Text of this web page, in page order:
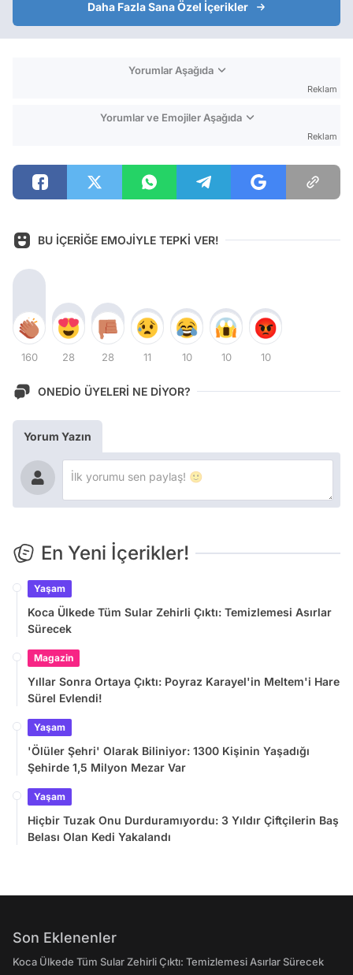
Daha Fazla Sana Özel İçerikler
Yorumlar Aşağıda
Reklam
Yorumlar ve Emojiler Aşağıda
Reklam
BU İÇERİĞE EMOJİYLE TEPKİ VER!
160 28 28 11 10 10 10
ONEDİO ÜYELERİ NE DİYOR?
Yorum Yazın
En Yeni İçerikler!
Yaşam
Koca Ülkede Tüm Sular Zehirli Çıktı: Temizlemesi Asırlar
Sürecek
Magazin
Yıllar Sonra Ortaya Çıktı: Poyraz Karayel'in Meltem'i Hare
Sürel Evlendi!
Yaşam
'Ölüler Şehri' Olarak Biliniyor: 1300 Kişinin Yaşadığı
Şehirde 1,5 Milyon Mezar Var
Yaşam
Hiçbir Tuzak Onu Durduramıyordu: 3 Yıldır Çiftçilerin Baş
Belası Olan Kedi Yakalandı
Son Eklenenler
Koca Ülkede Tüm Sular Zehirli Çıktı: Temizlemesi Asırlar Sürecek